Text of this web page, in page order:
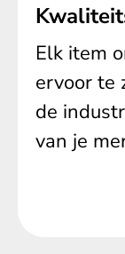
Elk item
ervoor te
de
van je